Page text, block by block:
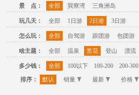
景 点： 全部 巽寮湾 三角洲岛
玩几天： 全部 1日游 2日游 3日游
怎么玩： 全部 自驾游 跟团游 包团游
啥主题： 全部 温泉 赏花 登山 漂流
多少钱： 全部 100以下 100-200 200-300
排序：
默认 销量 最新 价格